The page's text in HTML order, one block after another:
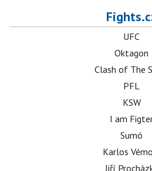
UFC
Oktagon
Clash of The
PFL
KSW
I am
Sumó
Karlos
Jiří